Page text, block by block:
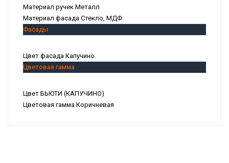
Материал ручек Металл
Материал фасада Стекло, МДФ
Фасады
Цвет фасада Капучино
Цветовая гамма
Цвет БЬЮТИ (КАПУЧИНО)
Цветовая гамма Коричневая